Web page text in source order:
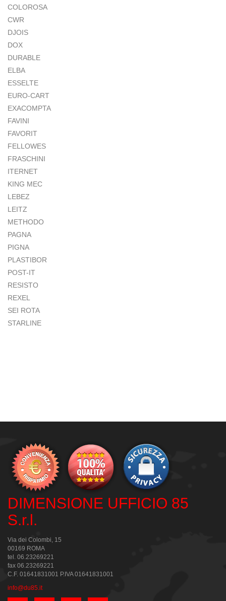
COLOROSA
CWR
DJOIS
DOX
DURABLE
ELBA
ESSELTE
EURO-CART
EXACOMPTA
FAVINI
FAVORIT
FELLOWES
FRASCHINI
ITERNET
KING MEC
LEBEZ
LEITZ
METHODO
PAGNA
PIGNA
PLASTIBOR
POST-IT
RESISTO
REXEL
SEI ROTA
STARLINE
DIMENSIONE UFFICIO 85
S.r.l.
Via dei Colombi, 15
00169 ROMA
tel. 06.23269221
fax 06.23269221
C.F. 01641831001 P.IVA 01641831001
info@du85.it